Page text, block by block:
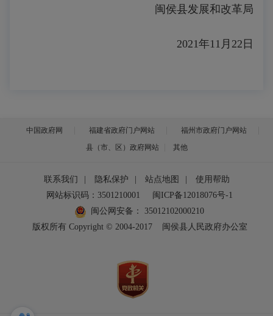
闽侯县发展和改革局
2021年11月22日
中国政府网 福建省政府门户网站
福州市政府门户网站
县（市、区）政府网站
其他
联系我们 隐私保护 站点地图
使用帮助
网站标识码：3501210001
闽ICP备12018076号-1
闽公网安备：
35012102000210
版权所有 Copyright © 2004-2017
闽侯县人民政府办公室